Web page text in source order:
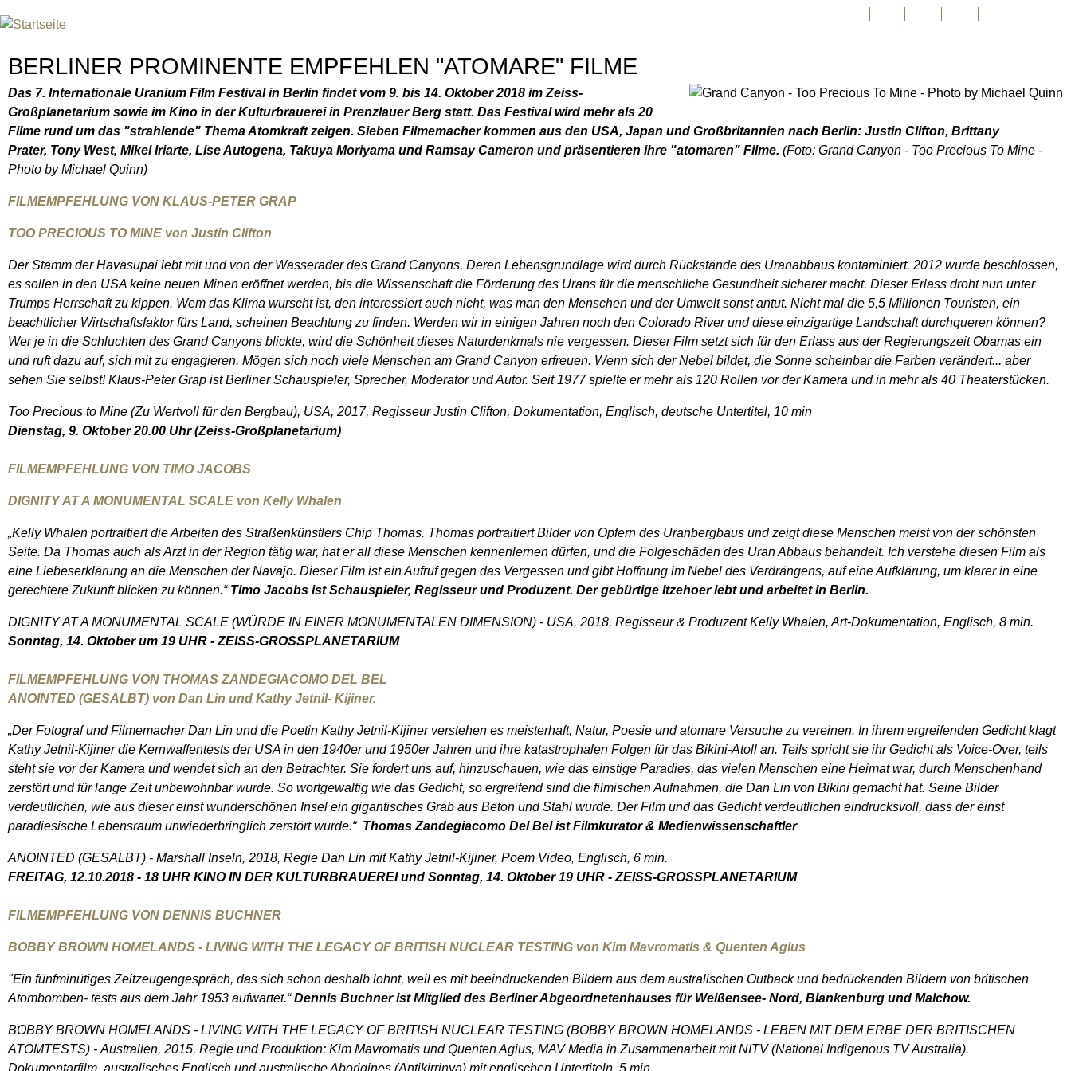
BERLINER PROMINENTE EMPFEHLEN "ATOMARE" FILME
Das 7. Internationale Uranium Film Festival in Berlin findet vom 9. bis 14. Oktober 2018 im Zeiss-
Großplanetarium sowie im Kino in der Kulturbrauerei in Prenzlauer Berg statt. Das Festival wird mehr als 20
Filme rund um das "strahlende" Thema Atomkraft zeigen. Sieben Filmemacher kommen aus den USA, Japan und Großbritannien nach Berlin: Justin Clifton, Brittany
Prater, Tony West, Mikel Iriarte, Lise Autogena, Takuya Moriyama und Ramsay Cameron und präsentieren ihre "atomaren" Filme. (Foto: Grand Canyon - Too Precious To Mine -
Photo by Michael Quinn)
FILMEMPFEHLUNG VON KLAUS-PETER GRAP
TOO PRECIOUS TO MINE von Justin Clifton
Der Stamm der Havasupai lebt mit und von der Wasserader des Grand Canyons. Deren Lebensgrundlage wird durch Rückstände des Uranabbaus kontaminiert. 2012 wurde beschlossen,
es sollen in den USA keine neuen Minen eröffnet werden, bis die Wissenschaft die Förderung des Urans für die menschliche Gesundheit sicherer macht. Dieser Erlass droht nun unter
Trumps Herrschaft zu kippen. Wem das Klima wurscht ist, den interessiert auch nicht, was man den Menschen und der Umwelt sonst antut. Nicht mal die 5,5 Millionen Touristen, ein
beachtlicher Wirtschaftsfaktor fürs Land, scheinen Beachtung zu finden. Werden wir in einigen Jahren noch den Colorado River und diese einzigartige Landschaft durchqueren können?
Wer je in die Schluchten des Grand Canyons blickte, wird die Schönheit dieses Naturdenkmals nie vergessen. Dieser Film setzt sich für den Erlass aus der Regierungszeit Obamas ein
und ruft dazu auf, sich mit zu engagieren. Mögen sich noch viele Menschen am Grand Canyon erfreuen. Wenn sich der Nebel bildet, die Sonne scheinbar die Farben verändert... aber
sehen Sie selbst! Klaus-Peter Grap ist Berliner Schauspieler, Sprecher, Moderator und Autor. Seit 1977 spielte er mehr als 120 Rollen vor der Kamera und in mehr als 40 Theaterstücken.
Too Precious to Mine (Zu Wertvoll für den Bergbau), USA, 2017, Regisseur Justin Clifton, Dokumentation, Englisch, deutsche Untertitel, 10 min
Dienstag, 9. Oktober 20.00 Uhr (Zeiss-Großplanetarium)
FILMEMPFEHLUNG VON TIMO JACOBS
DIGNITY AT A MONUMENTAL SCALE von Kelly Whalen
„Kelly Whalen portraitiert die Arbeiten des Straßenkünstlers Chip Thomas. Thomas portraitiert Bilder von Opfern des Uranbergbaus und zeigt diese Menschen meist von der schönsten
Seite. Da Thomas auch als Arzt in der Region tätig war, hat er all diese Menschen kennenlernen dürfen, und die Folgeschäden des Uran Abbaus behandelt. Ich verstehe diesen Film als
eine Liebeserklärung an die Menschen der Navajo. Dieser Film ist ein Aufruf gegen das Vergessen und gibt Hoffnung im Nebel des Verdrängens, auf eine Aufklärung, um klarer in eine
gerechtere Zukunft blicken zu können.“ Timo Jacobs ist Schauspieler, Regisseur und Produzent. Der gebürtige Itzehoer lebt und arbeitet in Berlin.
DIGNITY AT A MONUMENTAL SCALE (WÜRDE IN EINER MONUMENTALEN DIMENSION) - USA, 2018, Regisseur & Produzent Kelly Whalen, Art-Dokumentation, Englisch, 8 min.
Sonntag, 14. Oktober um 19 UHR - ZEISS-GROSSPLANETARIUM
FILMEMPFEHLUNG VON THOMAS ZANDEGIACOMO DEL BEL
ANOINTED (GESALBT) von Dan Lin und Kathy Jetnil- Kijiner.
„Der Fotograf und Filmemacher Dan Lin und die Poetin Kathy Jetnil-Kijiner verstehen es meisterhaft, Natur, Poesie und atomare Versuche zu vereinen. In ihrem ergreifenden Gedicht klagt
Kathy Jetnil-Kijiner die Kernwaffentests der USA in den 1940er und 1950er Jahren und ihre katastrophalen Folgen für das Bikini-Atoll an. Teils spricht sie ihr Gedicht als Voice-Over, teils
steht sie vor der Kamera und wendet sich an den Betrachter. Sie fordert uns auf, hinzuschauen, wie das einstige Paradies, das vielen Menschen eine Heimat war, durch Menschenhand
zerstört und für lange Zeit unbewohnbar wurde. So wortgewaltig wie das Gedicht, so ergreifend sind die filmischen Aufnahmen, die Dan Lin von Bikini gemacht hat. Seine Bilder
verdeutlichen, wie aus dieser einst wunderschönen Insel ein gigantisches Grab aus Beton und Stahl wurde. Der Film und das Gedicht verdeutlichen eindrucksvoll, dass der einst
paradiesische Lebensraum unwiederbringlich zerstört wurde.“ Thomas Zandegiacomo Del Bel ist Filmkurator & Medienwissenschaftler
ANOINTED (GESALBT) - Marshall Inseln, 2018, Regie Dan Lin mit Kathy Jetnil-Kijiner, Poem Video, Englisch, 6 min.
FREITAG, 12.10.2018 - 18 UHR KINO IN DER KULTURBRAUEREI und Sonntag, 14. Oktober 19 UHR - ZEISS-GROSSPLANETARIUM
FILMEMPFEHLUNG VON DENNIS BUCHNER
BOBBY BROWN HOMELANDS - LIVING WITH THE LEGACY OF BRITISH NUCLEAR TESTING von Kim Mavromatis & Quenten Agius
"Ein fünfminütiges Zeitzeugengespräch, das sich schon deshalb lohnt, weil es mit beeindruckenden Bildern aus dem australischen Outback und bedrückenden Bildern von britischen
Atombomben- tests aus dem Jahr 1953 aufwartet.“Dennis Buchner ist Mitglied des Berliner Abgeordnetenhauses für Weißensee- Nord, Blankenburg und Malchow.
BOBBY BROWN HOMELANDS - LIVING WITH THE LEGACY OF BRITISH NUCLEAR TESTING (BOBBY BROWN HOMELANDS - LEBEN MIT DEM ERBE DER BRITISCHEN
ATOMTESTS) - Australien, 2015, Regie und Produktion: Kim Mavromatis und Quenten Agius, MAV Media in Zusammenarbeit mit NITV (National Indigenous TV Australia).
Dokumentarfilm, australisches Englisch und australische Aborigines (Antikirrinya) mit englischen Untertiteln, 5 min.